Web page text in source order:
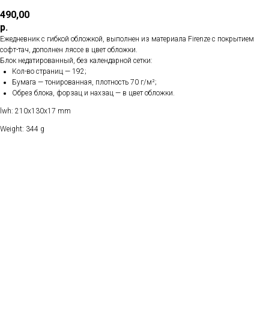
490,00
р.
Ежедневник с гибкой обложкой, выполнен из материала Firenze с покрытием
софт-тач, дополнен ляссе в цвет обложки.
Блок недатированный, без календарной сетки:
Кол-во страниц — 192;
Бумага — тонированная, плотность 70 г/м²;
Обрез блока, форзац и нахзац — в цвет обложки.
lwh: 210x130x17 mm
Weight: 344 g